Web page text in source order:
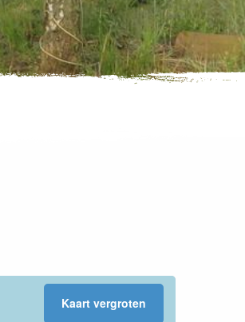
Kaart vergroten